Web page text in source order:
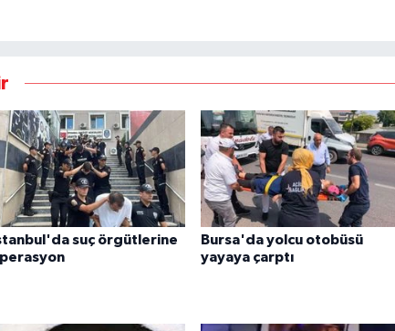
suç örgütlerine
Bursa'da yolcu otobüsü
yayaya çarptı